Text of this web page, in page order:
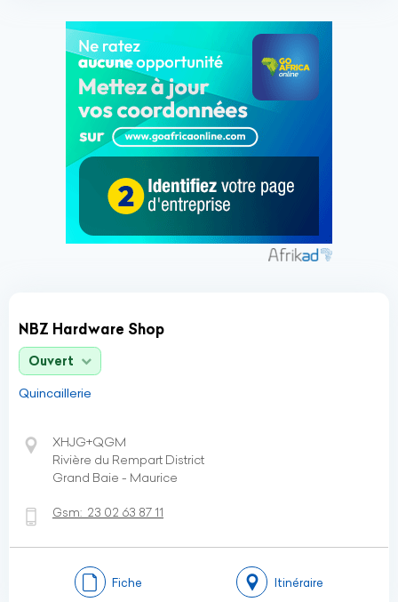
NBZ Hardware Shop
Ouvert
Quincaillerie
XHJG+QGM
Rivière du Rempart District
Grand Baie - Maurice
Gsm: 23 02 63 87 11
Fiche Itinéraire